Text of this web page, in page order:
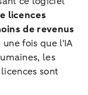
licences
de revenus
fois que l'IA
les
sont